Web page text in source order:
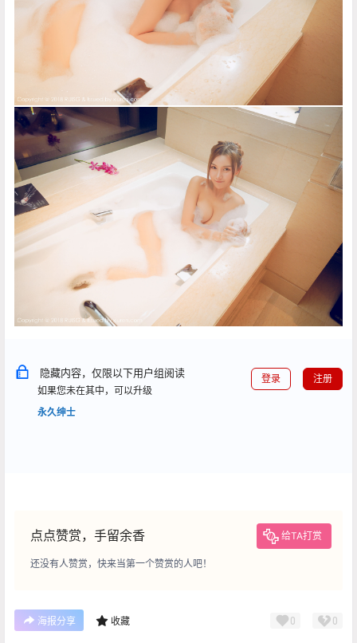
隐藏内容，仅限以下用户组阅读
如果您未在其中，可以升级
永久绅士
登录 注册
点点赞赏，手留余香 给TA打赏
还没有人赞赏，快来当第一个赞赏的人吧！
海报分享 收藏 0 0